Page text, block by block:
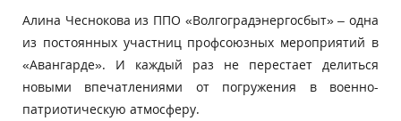
Алина Чеснокова из ППО «Волгоградэнергосбыт» – одна
из постоянных участниц профсоюзных мероприятий в
«Авангарде». И каждый раз не перестает делиться
новыми впечатлениями от погружения в военно-
патриотическую атмосферу.